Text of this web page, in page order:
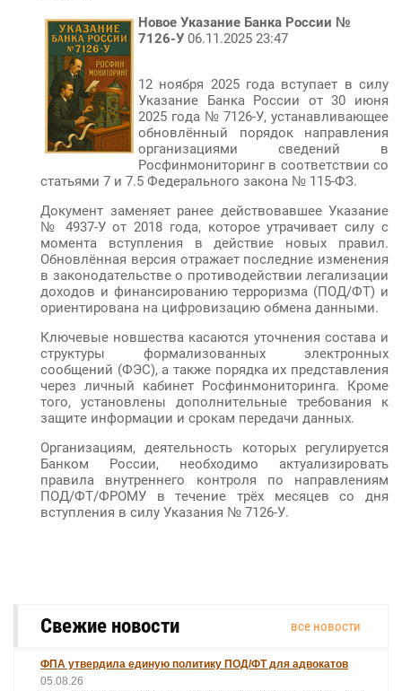
Новое Указание Банка России №
7126-У 06.11.2025 23:47
12 ноября 2025 года вступает в силу
Указание Банка России от 30 июня
2025 года № 7126-У, устанавливающее
обновлённый порядок направления
организациями сведений в
Росфинмониторинг в соответствии со
статьями 7 и 7.5 Федерального закона № 115-ФЗ.
Документ заменяет ранее действовавшее Указание
№ 4937-У от 2018 года, которое утрачивает силу с
момента вступления в действие новых правил.
Обновлённая версия отражает последние изменения
в законодательстве о противодействии легализации
доходов и финансированию терроризма (ПОД/ФТ) и
ориентирована на цифровизацию обмена данными.
Ключевые новшества касаются уточнения состава и
структуры формализованных электронных
сообщений (ФЭС), а также порядка их представления
через личный кабинет Росфинмониторинга. Кроме
того, установлены дополнительные требования к
защите информации и срокам передачи данных.
Организациям, деятельность которых регулируется
Банком России, необходимо актуализировать
правила внутреннего контроля по направлениям
ПОД/ФТ/ФРОМУ в течение трёх месяцев со дня
вступления в силу Указания № 7126-У.
Свежие новости все новости
ФПА утвердила единую политику ПОД/ФТ для адвокатов
05.08.26